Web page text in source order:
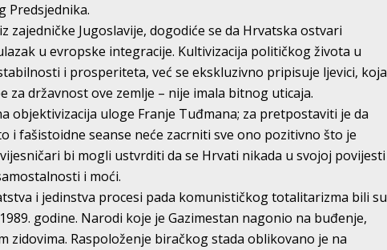
Predsjednika.
zajedničke Jugoslavije, dogodiće se da Hrvatska ostvari
u evropske integracije. Kultivizacija političkog života u
i prosperiteta, već se ekskluzivno pripisuje ljevici, koja
za državnost ove zemlje – nije imala bitnog uticaja.
objektivizacija uloge Franje Tuđmana; za pretpostaviti je da
i fašistoidne seanse neće zacrniti sve ono pozitivno što je
bi mogli ustvrditi da se Hrvati nikada u svojoj povijesti
i moći.
i jedinstva procesi pada komunističkog totalitarizma bili su
godine. Narodi koje je Gazimestan nagonio na buđenje,
zidovima. Raspoloženje biračkog stada oblikovano je na